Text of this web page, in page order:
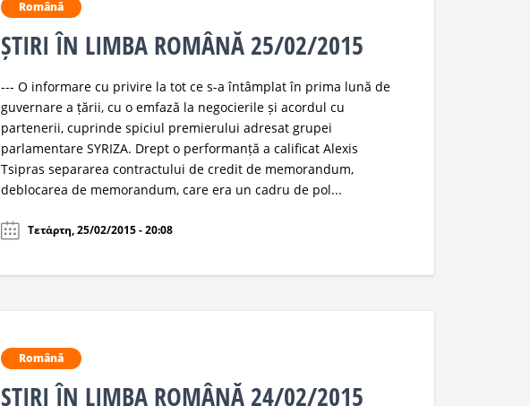
Română
ȘTIRI ÎN LIMBA ROMÂNĂ 25/02/2015
--- O informare cu privire la tot ce s-a întâmplat în prima lună de
guvernare a țării, cu o emfază la negocierile și acordul cu
partenerii, cuprinde spiciul premierului adresat grupei
parlamentare SYRIZA. Drept o performanță a calificat Alexis
Tsipras separarea contractului de credit de memorandum,
deblocarea de memorandum, care era un cadru de pol...
Τετάρτη, 25/02/2015 - 20:08
Română
ȘTIRI ÎN LIMBA ROMÂNĂ 24/02/2015